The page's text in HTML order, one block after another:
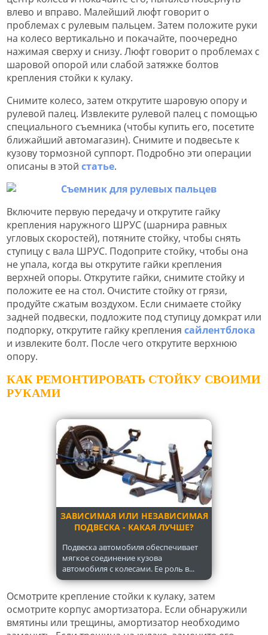
влево и вправо. Малейший люфт говорит о
проблемах с рулевым пальцем. Затем положите руки
на колесо вертикально и покачайте, поочередно
нажимая сверху и снизу. Люфт говорит о проблемах с
шаровой опорой или слабой затяжке болтов
крепления стойки к кулаку.
Снимите колесо, затем открутите шаровую опору и
рулевой палец. Извлеките рулевой палец с помощью
специального съемника (чтобы купить его, посетите
ближайший автомагазин). Снимите и подвесьте к
кузову тормозной суппорт. Подробно эти операции
описаны в этой статье.
Включите первую передачу и открутите гайку
крепления наружного ШРУС (шарнира равных
угловых скоростей), потяните стойку, чтобы снять
ступицу с вала ШРУС. Подоприте стойку, чтобы она
не упала, когда вы открутите гайки крепления
верхней опоры. Открутите гайки, снимите стойку и
положите ее на стол. Очистите стойку от грязи,
продуйте сжатым воздухом. Если снимаете стойку
задней подвески, подложите под ступицу домкрат или
подпорку, открутите гайку крепления сайлентблока
и извлеките болт. После чего открутите верхнюю
опору.
КАК РЕМОНТИРОВАТЬ СТОЙКУ СВОИМИ
РУКАМИ
ЗАВИСИМАЯ ИЛИ НЕЗАВИСИМАЯ
ПОДВЕСКА - КАКАЯ ЛУЧШЕ?
Подвеска автомобиля обеспечивает
мягкое соединение кузова
автомобиля с колесами. Ее роль в...
Осмотрите крепление стойки к кулаку, затем
осмотрите корпус амортизатора. Если обнаружили
вмятины или трещины, амортизатор необходимо